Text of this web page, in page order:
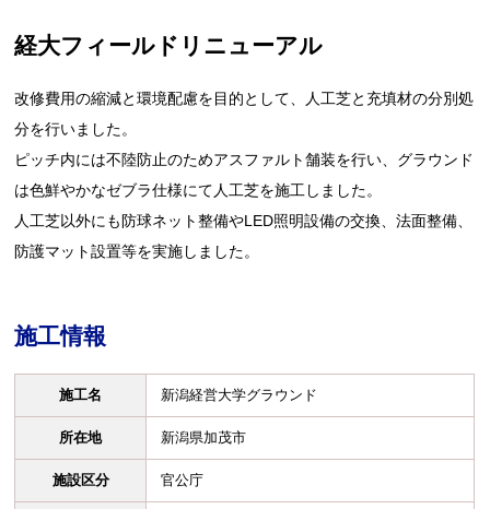
経大フィールドリニューアル
改修費用の縮減と環境配慮を目的として、人工芝と充填材の分別処
分を行いました。
ピッチ内には不陸防止のためアスファルト舗装を行い、グラウンド
は色鮮やかなゼブラ仕様にて人工芝を施工しました。
人工芝以外にも防球ネット整備やLED照明設備の交換、法面整備、
防護マット設置等を実施しました。
施工情報
施工名 新潟経営大学グラウンド
所在地 新潟県加茂市
施設区分 官公庁